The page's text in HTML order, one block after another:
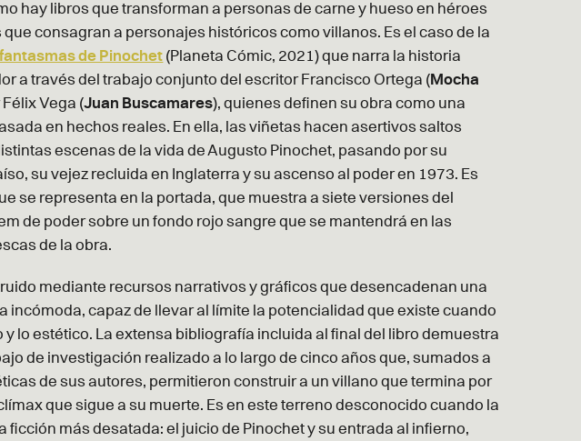
hay libros que transforman a personas de carne y hueso en héroes
que consagran a personajes históricos como villanos. Es el caso de la
fantasmas de Pinochet (Planeta Cómic, 2021) que narra la historia
a través del trabajo conjunto del escritor Francisco Ortega (Mocha
Félix Vega (Juan Buscamares), quienes definen su obra como una
en hechos reales. En ella, las viñetas hacen asertivos saltos
escenas de la vida de Augusto Pinochet, pasando por su
su vejez recluida en Inglaterra y su ascenso al poder en 1973. Es
se representa en la portada, que muestra a siete versiones del
de poder sobre un fondo rojo sangre que se mantendrá en las
de la obra.
mediante recursos narrativos y gráficos que desencadenan una
incómoda, capaz de llevar al límite la potencialidad que existe cuando
y lo estético. La extensa bibliografía incluida al final del libro demuestra
de investigación realizado a lo largo de cinco años que, sumados a
de sus autores, permitieron construir a un villano que termina por
que sigue a su muerte. Es en este terreno desconocido cuando la
ficción más desatada: el juicio de Pinochet y su entrada al infierno,